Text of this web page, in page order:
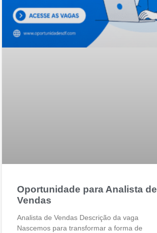
Oportunidade para Analista de
Vendas
Analista de Vendas Descrição da vaga
Nascemos para transformar a forma de